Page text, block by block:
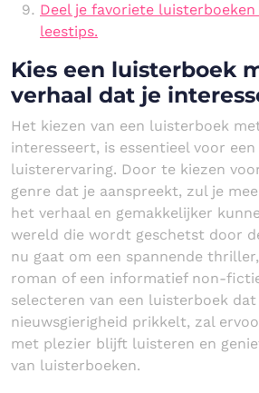
Deel je favoriete
leestips.
Kies een luisterboek
verhaal dat je
Het kiezen van een luisterboek
interesseert, is essentieel voor een
luisterervaring. Door te kiezen
genre dat je aanspreekt, zul je
het verhaal en gemakkelijker
wereld die wordt geschetst door
nu gaat om een spannende
roman of een informatief non-
selecteren van een luisterboek
nieuwsgierigheid prikkelt, zal
met plezier blijft luisteren en
van luisterboeken.